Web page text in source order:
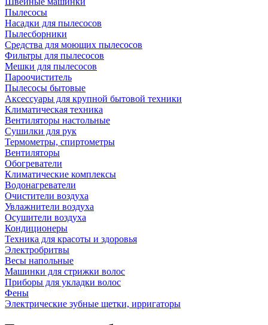
Пылесосы
Насадки для пылесосов
Пылесборники
Средства для моющих пылесосов
Фильтры для пылесосов
Мешки для пылесосов
Пароочиститель
Пылесосы бытовые
Аксессуары для крупной бытовой техники
Климатическая техника
Вентиляторы настольные
Сушилки для рук
Термометры, спиртометры
Вентиляторы
Обогреватели
Климатические комплексы
Водонагреватели
Очистители воздуха
Увлажнители воздуха
Осушители воздуха
Кондиционеры
Техника для красоты и здоровья
Электробритвы
Весы напольные
Машинки для стрижки волос
Приборы для укладки волос
Фены
Электрические зубные щетки, ирригаторы